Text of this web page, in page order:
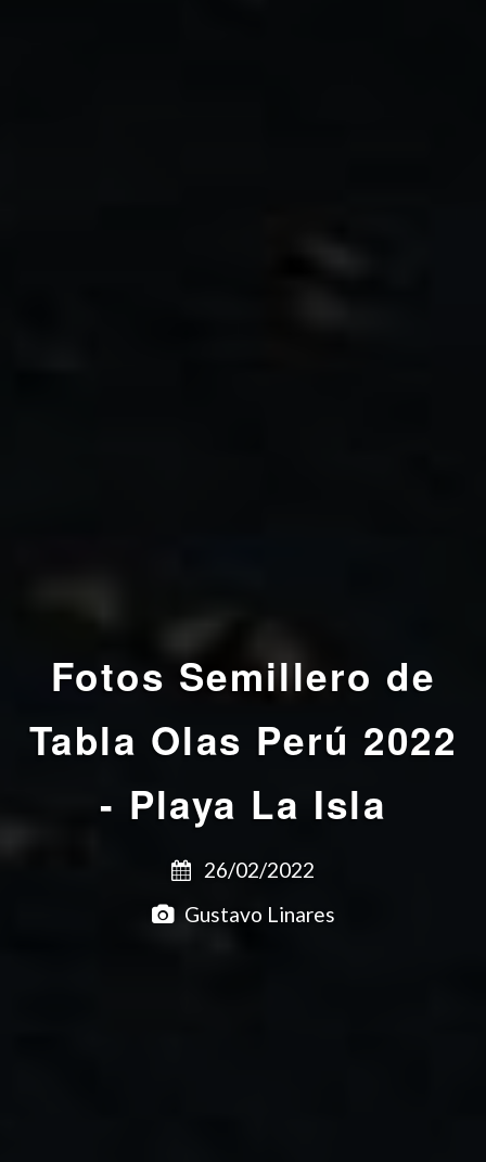
Fotos Semillero de
Tabla Olas Perú 2022
- Playa La Isla
26/02/2022
Gustavo Linares